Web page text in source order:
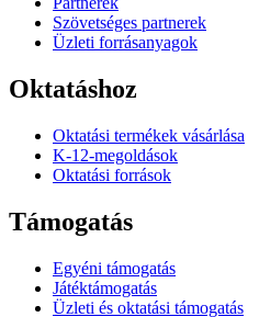
Szövetséges partnerek
Üzleti forrásanyagok
Oktatáshoz
Oktatási termékek vásárlása
K-12-megoldások
Oktatási források
Támogatás
Egyéni támogatás
Játéktámogatás
Üzleti és oktatási támogatás